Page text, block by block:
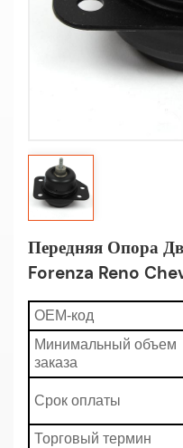
Передняя Опора
Forenza Reno
OEM-код
Минимальный объем
заказа
Срок оплаты
Торговый термин